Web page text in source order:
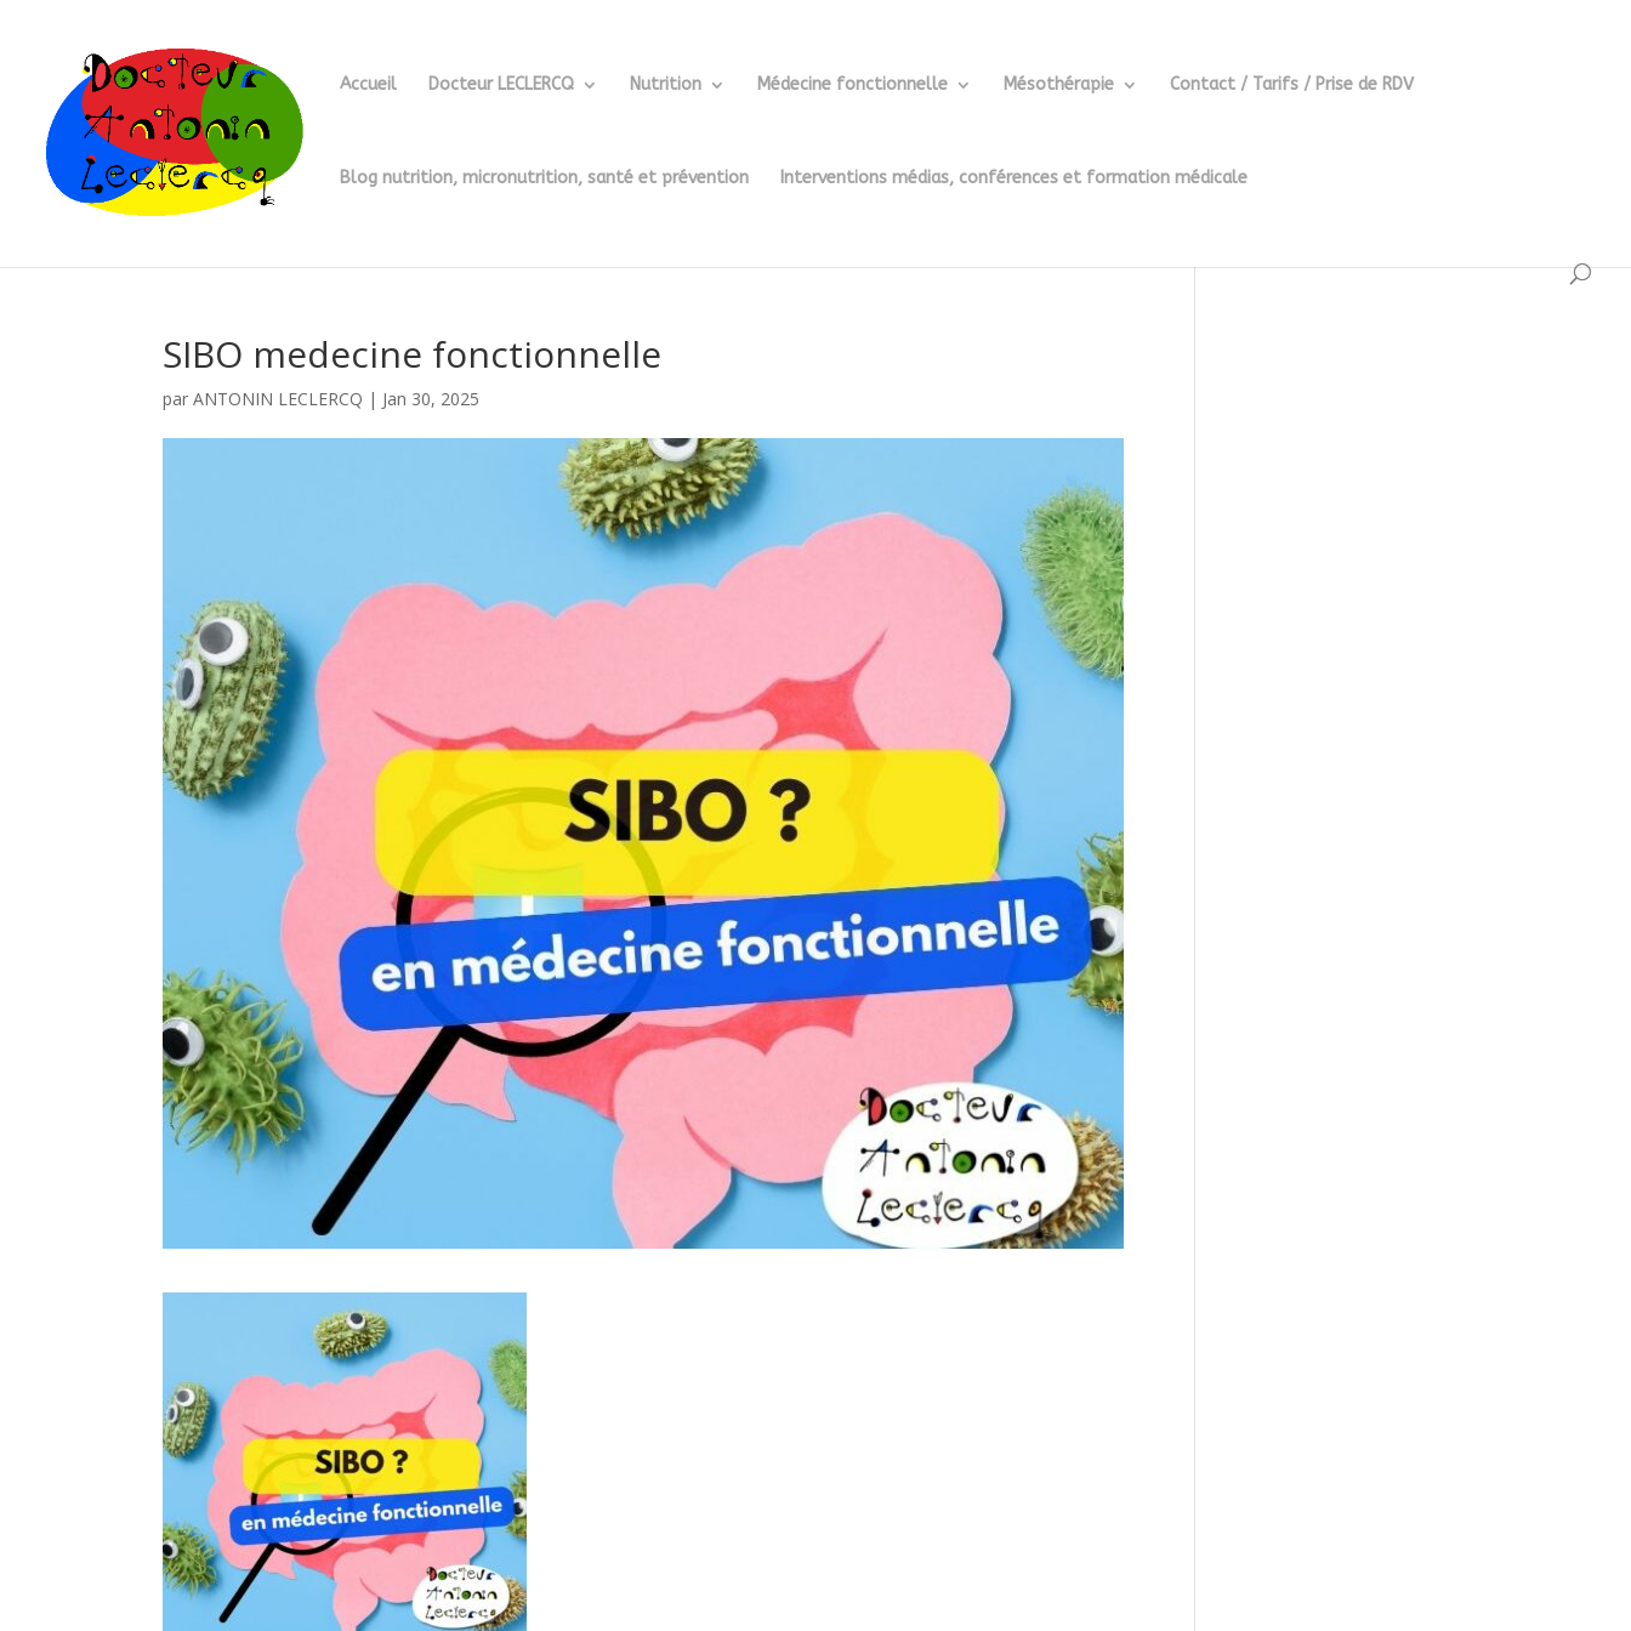
Accueil Docteur LECLERCQ Nutrition Médecine fonctionnelle Mésothérapie Contact / Tarifs / Prise de RDV
Blog nutrition, micronutrition, santé et prévention Interventions médias, conférences et formation médicale
SIBO medecine fonctionnelle
parANTONIN LECLERCQ | Jan 30, 2025